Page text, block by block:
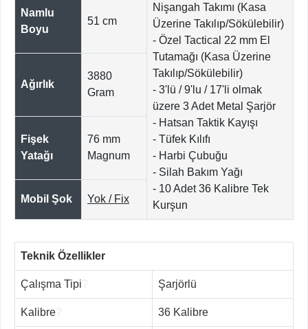
Nişangah Takımı (Kasa
Üzerine Takılıp/Sökülebilir)
- Özel Tactical 22 mm El
Tutamağı (Kasa Üzerine
Takılıp/Sökülebilir)
- 3'lü / 9'lu / 17'li olmak
üzere 3 Adet Metal Şarjör
- Hatsan Taktik Kayışı
- Tüfek Kılıfı
- Harbi Çubuğu
- Silah Bakım Yağı
- 10 Adet 36 Kalibre Tek
Kurşun
Namlu
Boyu
51 cm
Ağırlık
3880
Gram
Fişek
Yatağı
76 mm
Magnum
Mobil Şok Yok / Fix
Teknik Özellikler
Çalışma Tipi Şarjörlü
Kalibre 36 Kalibre